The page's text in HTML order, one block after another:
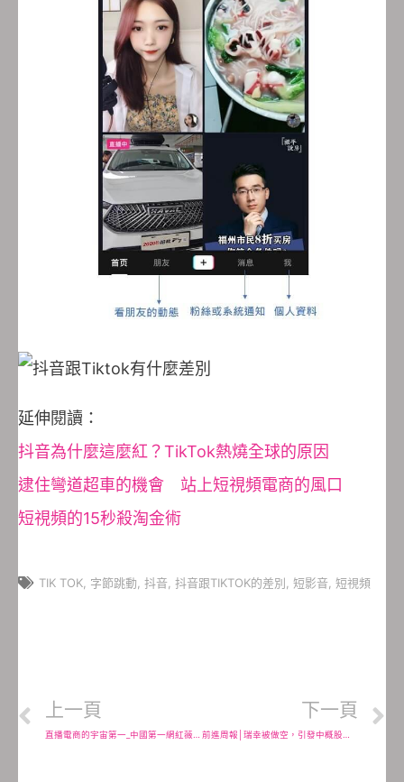
延伸閱讀：
抖音為什麼這麼紅？TikTok熱燒全球的原因
逮住彎道超車的機會 站上短視頻電商的風口
短視頻的15秒殺淘金術
TIK TOK, 字節跳動, 抖音, 抖音跟TIKTOK的差別, 短影音, 短視頻
上一頁
直播電商的宇宙第一_中國第一網紅薇婭直播賣出4000萬人民幣火箭！
下一頁
前進周報│瑞幸被做空，引發中概股做空潮